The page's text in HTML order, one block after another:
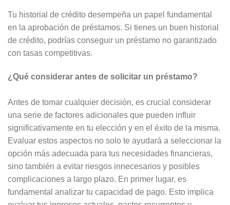
Tu historial de crédito desempeña un papel fundamental
en la aprobación de préstamos. Si tienes un buen historial
de crédito, podrías conseguir un préstamo no garantizado
con tasas competitivas.
¿Qué considerar antes de solicitar un préstamo?
Antes de tomar cualquier decisión, es crucial considerar
una serie de factores adicionales que pueden influir
significativamente en tu elección y en el éxito de la misma.
Evaluar estos aspectos no solo te ayudará a seleccionar la
opción más adecuada para tus necesidades financieras,
sino también a evitar riesgos innecesarios y posibles
complicaciones a largo plazo. En primer lugar, es
fundamental analizar tu capacidad de pago. Esto implica